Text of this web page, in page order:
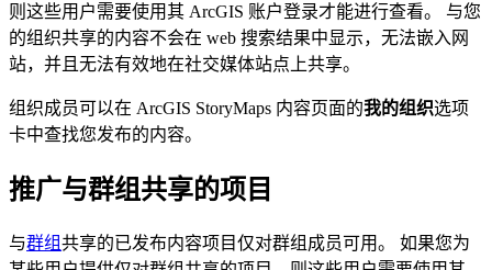
则这些用户需要使用其 ArcGIS 账户登录才能进行查看。 与您
的组织共享的内容不会在 web 搜索结果中显示，无法嵌入网
站，并且无法有效地在社交媒体站点上共享。
组织成员可以在 ArcGIS StoryMaps 内容页面的我的组织选项
卡中查找您发布的内容。
推广与群组共享的项目
与群组共享的已发布内容项目仅对群组成员可用。 如果您为